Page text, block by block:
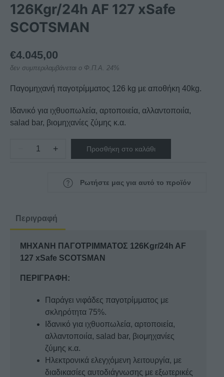
126Kgr/24h AF 127 xSafe
SCOTSMAN
€4.045,00
δεν συμπεριλαμβάνεται ο Φ.Π.Α. 24%
Παγομηχανή παγοτρίμματος 126 kg με αποθήκη 40kg.
Ιδανικό για ιχθυοπωλεία, αρτοποιεία, αλλαντοποιία,
salad bar, βιομηχανίες ζύμης κ.α.
ΜΗΧΑΝΗ
xSafe
+ Προσθήκη στο καλάθι
Ρωτήστε μας για αυτό το προϊόν
Περιγραφή
ΜΗΧΑΝΗ ΠΑΓΟΤΡΙΜΜΑΤΟΣ 126Kgr/24h AF
127 xSafe SCOTSMAN
ΠΕΡΙΓΡΑΦΗ:
Παράγει νιφάδες παγοτρίμματος με
σκληρότητα 75%.
Ιδανικό για ιχθυοπωλεία, αρτοποιεία,
αλλαντοποιία, salad bar, βιομηχανίες
ζύμης κ.α.
Ηλεκτρονικά ελεγχόμενη λειτουργία, με
διαδικασίες αυτοδιάγνωσης με εξωτερικές